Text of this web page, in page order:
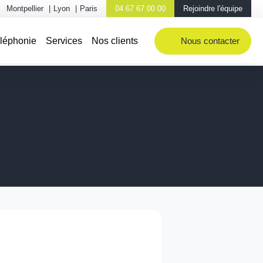
Rejoindre l'équipe
04 67 67 00 00
Montpellier Lyon Paris
Nous contacter
Services Nos clients